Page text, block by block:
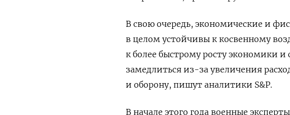
В свою очередь, экономические и
в целом устойчивы к косвенному
к более быстрому росту экономики
замедлиться из-за увеличения
и оборону, пишут аналитики S&P.
В начале этого года военные